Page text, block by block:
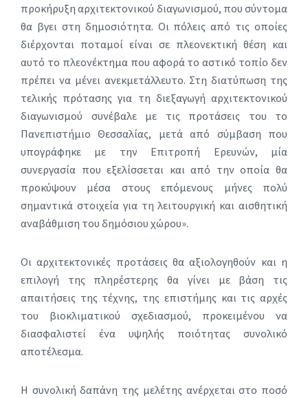
προκήρυξη αρχιτεκτονικού διαγωνισμού, που σύντομα
θα βγει στη δημοσιότητα. Οι πόλεις από τις οποίες
διέρχονται ποταμοί είναι σε πλεονεκτική θέση και
αυτό το πλεονέκτημα που αφορά το αστικό τοπίο δεν
πρέπει να μένει ανεκμετάλλευτο. Στη διατύπωση της
τελικής πρότασης για τη διεξαγωγή αρχιτεκτονικού
διαγωνισμού συνέβαλε με τις προτάσεις του το
Πανεπιστήμιο Θεσσαλίας, μετά από σύμβαση που
υπογράφηκε με την Επιτροπή Ερευνών, μία
συνεργασία που εξελίσσεται και από την οποία θα
προκύψουν μέσα στους επόμενους μήνες πολύ
σημαντικά στοιχεία για τη λειτουργική και αισθητική
αναβάθμιση του δημόσιου χώρου».
Οι αρχιτεκτονικές προτάσεις θα αξιολογηθούν και η
επιλογή της πληρέστερης θα γίνει µε βάση τις
απαιτήσεις της τέχνης, της επιστήμης και τις αρχές
του βιοκλιματικού σχεδιασμού, προκειμένου να
διασφαλιστεί ένα υψηλής ποιότητας συνολικό
αποτέλεσμα.
Η συνολική δαπάνη της μελέτης ανέρχεται στο ποσό